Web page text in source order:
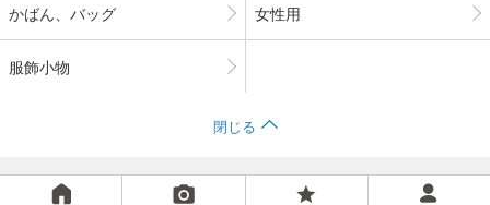
かばん、バッグ 女性用
服飾小物
閉じる